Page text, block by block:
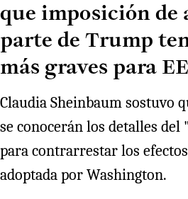
que imposición de
parte de Trump
más graves para
Claudia Sheinbaum sostuvo
se conocerán los detalles
para contrarrestar los
adoptada por Washington.